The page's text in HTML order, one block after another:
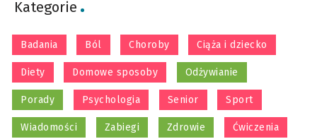
Kategorie
Badania Ból Choroby Ciąża i dziecko
Diety Domowe sposoby Odżywianie
Porady Psychologia Senior Sport
Wiadomości Zabiegi Zdrowie Ćwiczenia